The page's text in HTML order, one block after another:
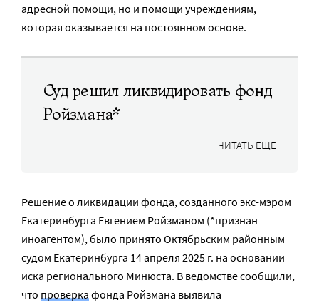
адресной помощи, но и помощи учреждениям,
которая оказывается на постоянном основе.
Суд решил ликвидировать фонд
Ройзмана*
ЧИТАТЬ ЕЩЕ
Решение о ликвидации фонда, созданного экс-мэром
Екатеринбурга Евгением Ройзманом (*признан
иноагентом), было принято Октябрьским районным
судом Екатеринбурга 14 апреля 2025 г. на основании
иска регионального Минюста. В ведомстве сообщили,
что проверкафонда Ройзмана выявила